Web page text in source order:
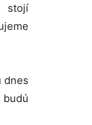
stojí
dnes
budú